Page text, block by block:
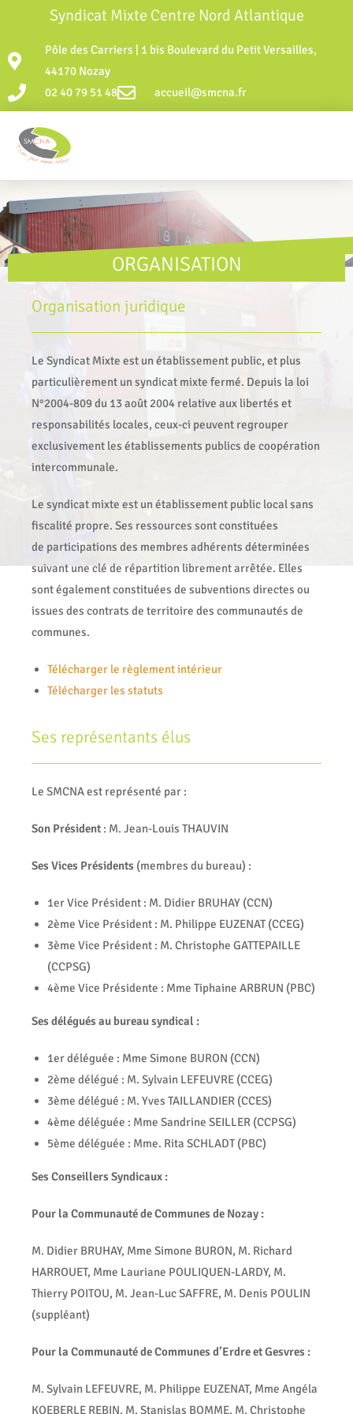
Syndicat Mixte Centre Nord Atlantique
Pôle des Carriers | 1 bis Boulevard du Petit Versailles,
44170 Nozay
02 40 79 51 48
accueil@smcna.fr
ORGANISATION
Organisation juridique
Le Syndicat Mixte est un établissement public, et plus
particulièrement un syndicat mixte fermé. Depuis la loi
N°2004-809 du 13 août 2004 relative aux libertés et
responsabilités locales, ceux-ci peuvent regrouper
exclusivement les établissements publics de coopération
intercommunale.
Le syndicat mixte est un établissement public local sans
fiscalité propre. Ses ressources sont constituées
de participations des membres adhérents déterminées
suivant une clé de répartition librement arrêtée. Elles
sont également constituées de subventions directes ou
issues des contrats de territoire des communautés de
communes.
Télécharger le règlement intérieur
Télécharger les statuts
Ses représentants élus
Le SMCNA est représenté par :
Son Président : M. Jean-Louis THAUVIN
Ses Vices Présidents (membres du bureau) :
1er Vice Président : M. Didier BRUHAY (CCN)
2ème Vice Président : M. Philippe EUZENAT (CCEG)
3ème Vice Président : M. Christophe GATTEPAILLE
(CCPSG)
4ème Vice Présidente : Mme Tiphaine ARBRUN (PBC)
Ses délégués au bureau syndical :
1er déléguée : Mme Simone BURON (CCN)
2ème délégué : M. Sylvain LEFEUVRE (CCEG)
3ème délégué : M. Yves TAILLANDIER (CCES)
4ème déléguée : Mme Sandrine SEILLER (CCPSG)
5ème déléguée : Mme. Rita SCHLADT (PBC)
Ses Conseillers Syndicaux :
Pour la Communauté de Communes de Nozay :
M. Didier BRUHAY, Mme Simone BURON, M. Richard
HARROUET, Mme Lauriane POULIQUEN-LARDY, M.
Thierry POITOU, M. Jean-Luc SAFFRE, M. Denis POULIN
(suppléant)
Pour la Communauté de Communes d’Erdre et Gesvres :
M. Sylvain LEFEUVRE, M. Philippe EUZENAT, Mme Angéla
KOEBERLE REBIN, M. Stanislas BOMME, M. Christophe